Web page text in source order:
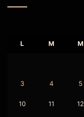
L M M
3 4 5
10 11 12